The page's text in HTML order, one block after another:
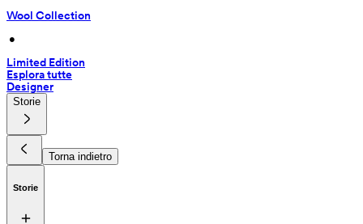
Wool Collection
•
Limited Edition
Esplora tutte
Designer
Storie
Torna indietro
Storie